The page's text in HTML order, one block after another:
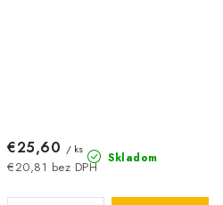
Skladom
€20,81 bez DPH
€25,60 / ks